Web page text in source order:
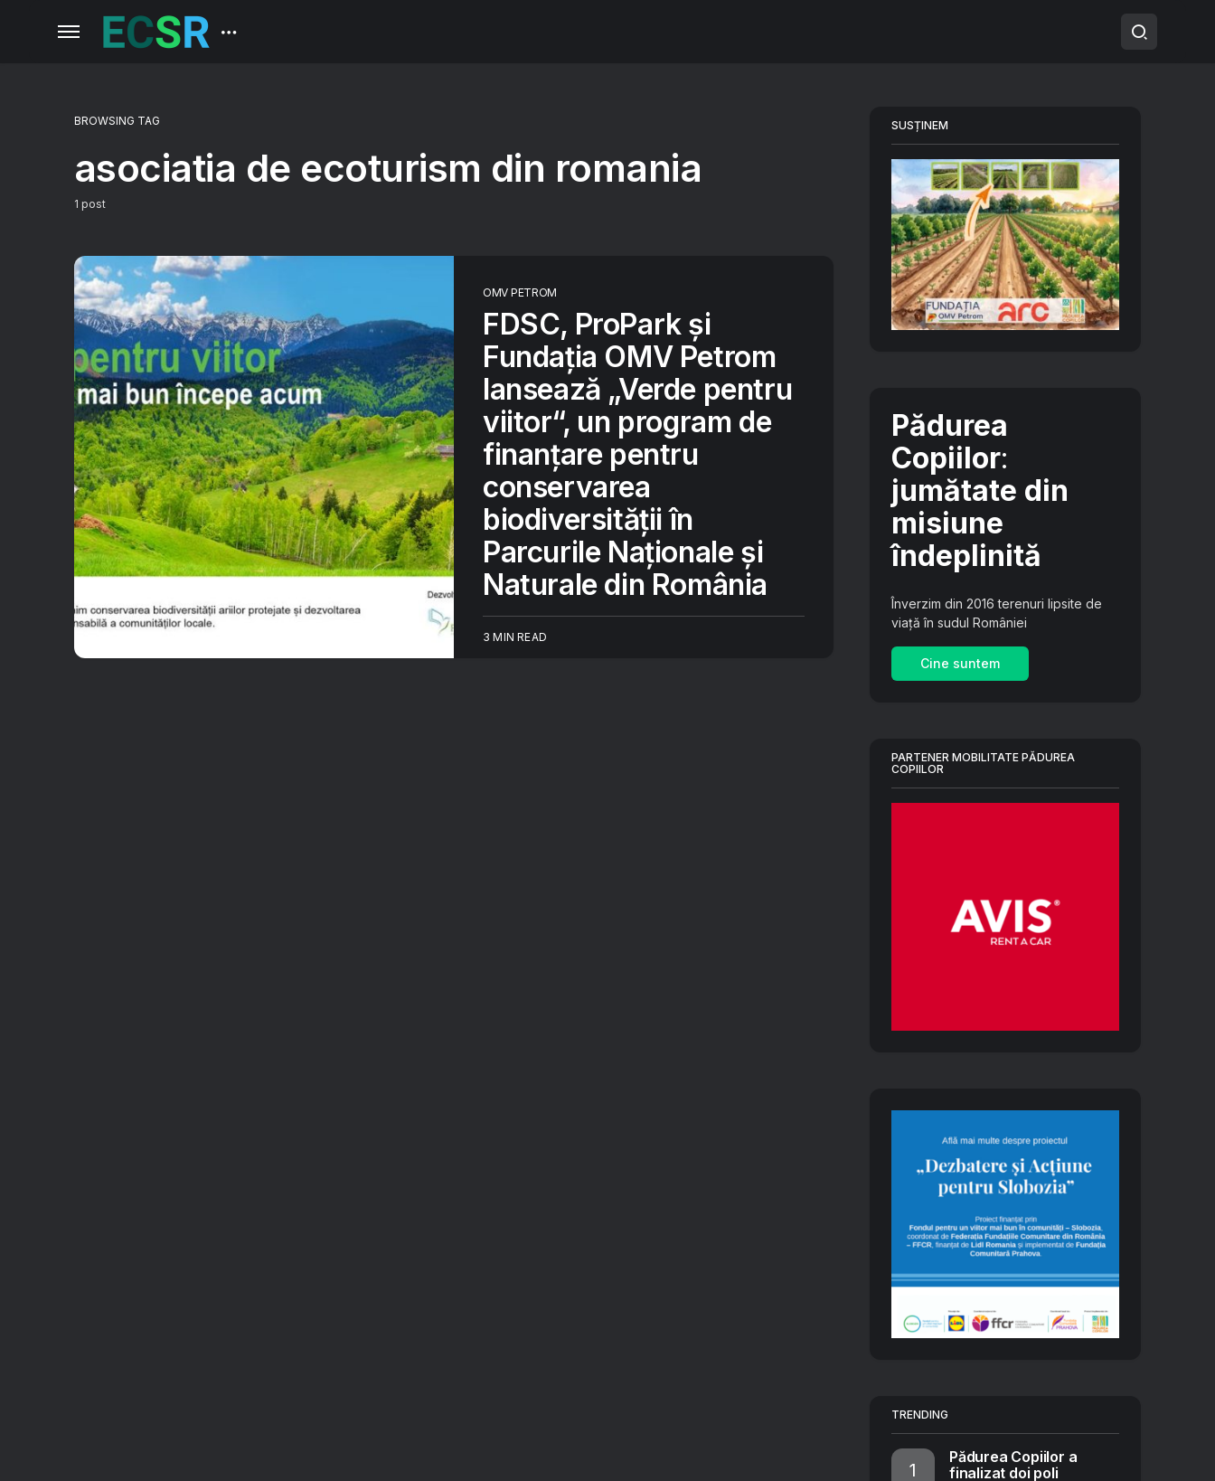
BROWSING TAG
asociatia de ecoturism din romania
1 post
OMV PETROM
FDSC, ProPark și
Fundația OMV Petrom
lansează „Verde pentru
viitor“, un program de
finanțare pentru
conservarea
biodiversității în
Parcurile Naționale și
Naturale din România
3 MIN READ
SUSȚINEM
Pădurea
Copiilor:
jumătate din
misiune
îndeplinită
Înverzim din 2016 terenuri lipsite de
viață în sudul României
Cine suntem
PARTENER MOBILITATE PĂDUREA
COPIILOR
TRENDING
Pădurea Copiilor a
finalizat doi poli